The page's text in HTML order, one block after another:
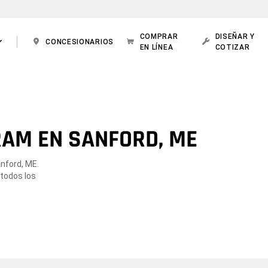
CONCESIONARIOS
COMPRAR
EN LÍNEA
DISEÑAR Y
COTIZAR
EN SANFORD, ME
ME.
los